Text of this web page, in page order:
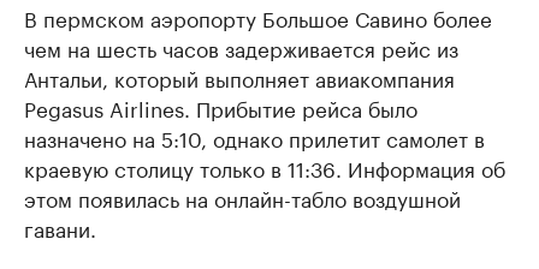
В пермском аэропорту Большое Савино более
чем на шесть часов задерживается рейс из
Антальи, который выполняет авиакомпания
Pegasus Airlines. Прибытие рейса было
назначено на 5:10, однако прилетит самолет в
краевую столицу только в 11:36. Информация об
этом появилась на онлайн-табло воздушной
гавани.